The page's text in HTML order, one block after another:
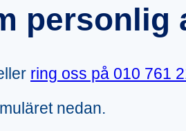
personlig
ring oss på 010 761
nedan.